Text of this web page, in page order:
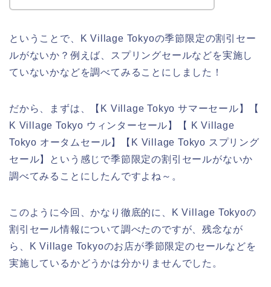
ということで、K Village Tokyoの季節限定の割引セー
ルがないか？例えば、スプリングセールなどを実施し
ていないかなどを調べてみることにしました！
だから、まずは、【K Village Tokyo サマーセール】【
K Village Tokyo ウィンターセール】【 K Village
Tokyo オータムセール】【K Village Tokyo スプリング
セール】という感じで季節限定の割引セールがないか
調べてみることにしたんですよね～。
このように今回、かなり徹底的に、K Village Tokyoの
割引セール情報について調べたのですが、残念なが
ら、K Village Tokyoのお店が季節限定のセールなどを
実施しているかどうかは分かりませんでした。